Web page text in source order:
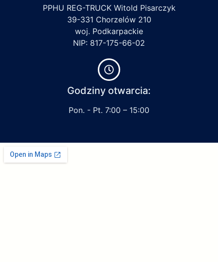
PPHU REG-TRUCK Witold Pisarczyk
39-331 Chorzelów 210
woj. Podkarpackie
NIP: 817-175-66-02
Godziny otwarcia:
Pon. - Pt. 7:00 – 15:00